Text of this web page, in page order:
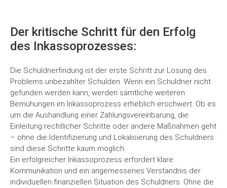
Der kritische Schritt für den Erfolg
des Inkassoprozesses:
Die Schuldnerfindung ist der erste Schritt zur Lösung des
Problems unbezahlter Schulden. Wenn ein Schuldner nicht
gefunden werden kann, werden sämtliche weiteren
Bemühungen im Inkassoprozess erheblich erschwert. Ob es
um die Aushandlung einer Zahlungsvereinbarung, die
Einleitung rechtlicher Schritte oder andere Maßnahmen geht
– ohne die Identifizierung und Lokalisierung des Schuldners
sind diese Schritte kaum möglich.
Ein erfolgreicher Inkassoprozess erfordert klare
Kommunikation und ein angemessenes Verständnis der
individuellen finanziellen Situation des Schuldners. Ohne die